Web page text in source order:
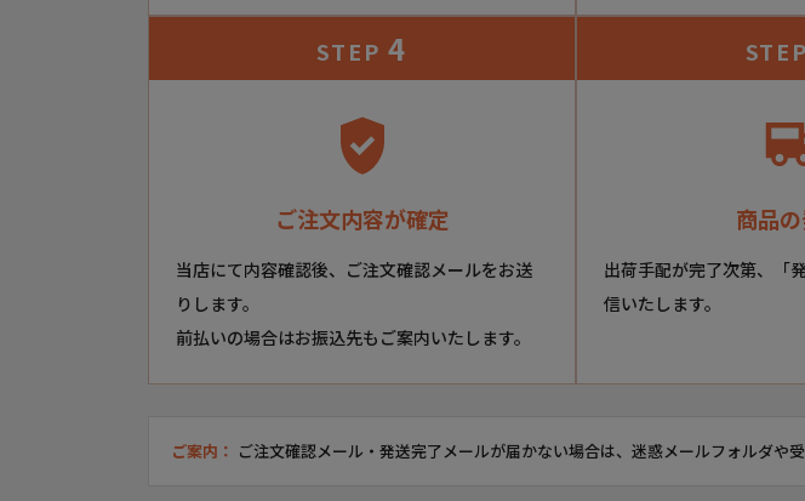
STEP 4
ご注文内容が確定
当店にて内容確認後、ご注文確認メールをお送
りします。
前払いの場合はお振込先もご案内いたします。
STEP
商品
出荷手配が完了次第、「
信いたします。
ご案内： ご注文確認メール・発送完了メールが届かない場合は、迷惑メールフォルダや